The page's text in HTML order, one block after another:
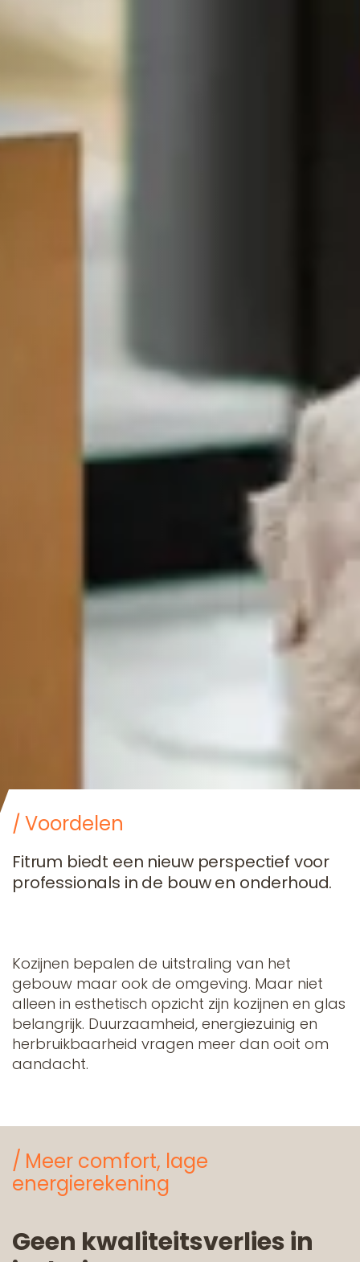
Voordelen
Fitrum biedt een nieuw perspectief voor
professionals in de bouw en onderhoud.
Kozijnen bepalen de uitstraling van het
gebouw maar ook de omgeving. Maar niet
alleen in esthetisch opzicht zijn kozijnen en glas
belangrijk. Duurzaamheid, energiezuinig en
herbruikbaarheid vragen meer dan ooit om
aandacht.
Meer comfort, lage
energierekening
Geen kwaliteitsverlies in